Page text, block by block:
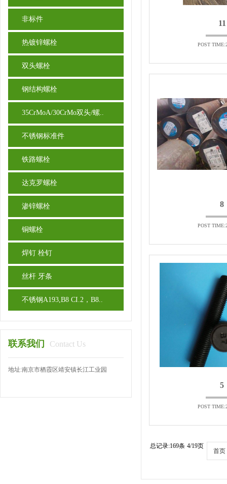
非标件
热镀锌螺栓
双头螺栓
钢结构螺栓
35CrMoA/30CrMo双头/螺..
不锈钢标准件
铁路螺栓
达克罗螺栓
渗锌螺栓
铜螺栓
焊钉 栓钉
丝杆 牙条
不锈钢A193,B8 CI.2，B8..
联系我们 Contact Us
地址:南京市栖霞区靖安镇长江工业园
11
POST
8
POST
5
POST
总记录:169条 4/19页
首页